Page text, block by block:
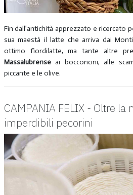
Fin dall’antichità apprezzato e ricercato
sua maestà il latte che arriva dai
ottimo fiordilatte, ma tante altre
Massalubrenseai bocconcini, alle
piccante e le olive.
CAMPANIA FELIX - Oltre la
imperdibili pecorini